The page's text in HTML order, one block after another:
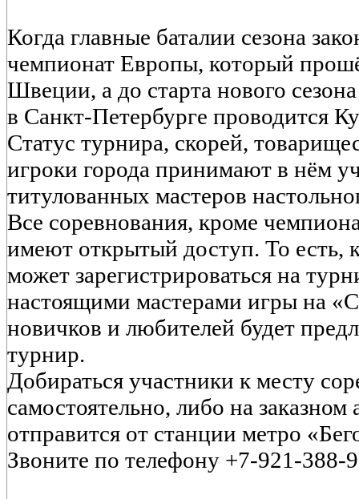
Когда главные баталии сезона
чемпионат Европы, который
Швеции, а до старта нового
в Санкт-Петербурге проводится
Статус турнира, скорей,
игроки города принимают в нём
титулованных мастеров
Все соревнования, кроме
имеют открытый доступ. То
может зарегистрироваться на
настоящими мастерами игры на
новичков и любителей будет
турнир.
Добираться участники к месту
самостоятельно, либо на заказном
отправится от станции метро
Звоните по телефону +7-921-388-